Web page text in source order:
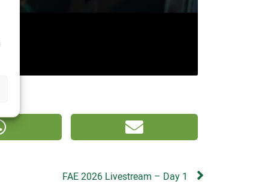
FAE 2026 Livestream – Day 1